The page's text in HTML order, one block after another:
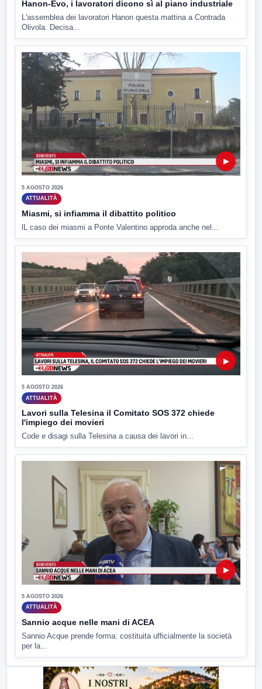
Hanon-Evo, i lavoratori dicono sì al piano industriale
L'assemblea dei lavoratori Hanon questa mattina a Contrada
Olivola. Decisa...
▶
5 AGOSTO 2026
ATTUALITÀ
Miasmi, si infiamma il dibattito politico
lL caso dei miasmi a Ponte Valentino approda anche nel...
▶
5 AGOSTO 2026
ATTUALITÀ
Lavori sulla Telesina il Comitato SOS 372 chiede
l'impiego dei movieri
Code e disagi sulla Telesina a causa dei lavori in...
▶
5 AGOSTO 2026
ATTUALITÀ
Sannio acque nelle mani di ACEA
Sannio Acque prende forma: costituita ufficialmente la società
per la...